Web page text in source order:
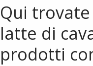
Qui
latte di
prodotti